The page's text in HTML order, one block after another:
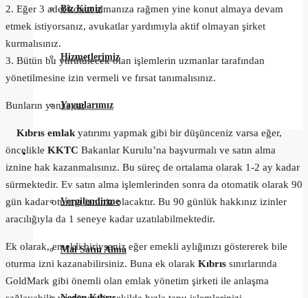
Biz Kimiz
Hizmetlerimiz
Yayınlarımız
Satın Alma Rehberi
Vergilendirme
Mal Satın Alma
2. Eğer 3 adet konut almanıza rağmen yine konut almaya devam
etmek istiyorsanız, avukatlar yardımıyla aktif olmayan şirket
kurmalısınız.
3. Bütün bu yürütülecek olan işlemlerin uzmanlar tarafından
yönetilmesine izin vermeli ve fırsat tanımalısınız.
Bunların yanı sıra;
Kıbrıs emlakyatırımı yapmak gibi bir düşünceniz varsa eğer,
öncelikle KKTC Bakanlar Kurulu’na başvurmalı ve satın alma
iznine hak kazanmalısınız. Bu süreç de ortalama olarak 1-2 ay kadar
sürmektedir. Ev satın alma işlemlerinden sonra da otomatik olarak 90
gün kadar oturma izniniz olacaktır. Bu 90 günlük hakkınız izinler
aracılığıyla da 1 seneye kadar uzatılabilmektedir.
Ek olarak, emekli biriyseniz eğer emekli aylığınızı göstererek bile
oturma izni kazanabilirsiniz. Buna ek olarak Kıbrıs sınırlarında
GoldMark gibi önemli olan emlak yönetim şirketi ile anlaşma